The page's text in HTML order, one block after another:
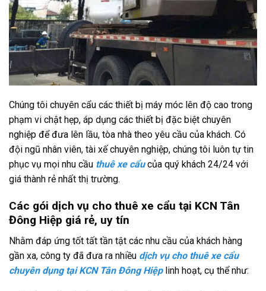
Chúng tôi chuyên cẩu các thiết bị máy móc lên độ cao trong
phạm vi chật hẹp, áp dụng các thiết bị đặc biệt chuyên
nghiệp để đưa lên lầu, tòa nhà theo yêu cầu của khách. Có
đội ngũ nhân viên, tài xế chuyên nghiệp, chúng tôi luôn tự tin
phục vụ mọi nhu cầu thuê xe cẩucủa quý khách 24/24 với
giá thành rẻ nhất thị trường.
Các gói dịch vụ cho thuê xe cẩu tại KCN Tân
Đông Hiệp giá rẻ, uy tín
Nhằm đáp ứng tốt tất tần tật các nhu cầu của khách hàng
gần xa, công ty đã đưa ra nhiều dịch vụ cho thuê xe cẩu
chuyên dụng tại KCN Tân Đông Hiệplinh hoạt, cụ thể như: